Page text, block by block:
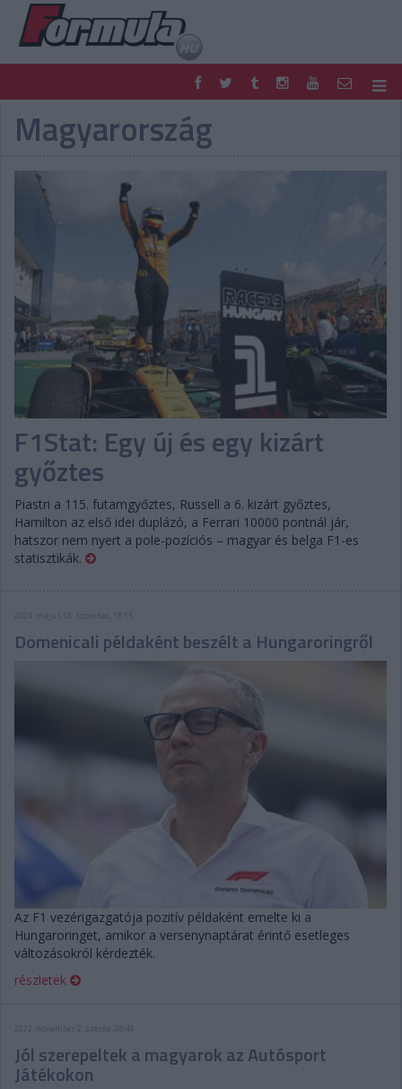
F1
PARC FERMÉ
FORMULA
MOTOR
RETRO
VERSENYNAPTÁRAK
Magyarország
F1Stat: Egy új és egy kizárt
győztes
Piastri a 115. futamgyőztes, Russell a 6. kizárt győztes,
Hamilton az első idei duplázó, a Ferrari 10000 pontnál jár,
hatszor nem nyert a pole-pozíciós – magyar és belga F1-es
statisztikák.
2024. május 18. szombat, 18:15
Domenicali példaként beszélt a Hungaroringről
Az F1 vezérigazgatója pozitív példaként emelte ki a
Hungaroringet, amikor a versenynaptárat érintő esetleges
változásokról kérdezték.
részletek
2022. november 2. szerda, 08:49
Jól szerepeltek a magyarok az Autósport
Játékokon